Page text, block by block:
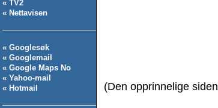
« TV2
« Nettavisen
« Googlesøk
« Googlemail
« Google Maps No
« Yahoo-mail
« Hotmail
(Den opprinnelige